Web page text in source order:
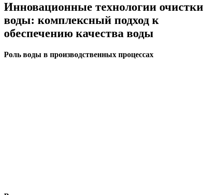
Инновационные технологии очистки
воды: комплексный подход к
обеспечению качества воды
Роль воды в производственных процессах